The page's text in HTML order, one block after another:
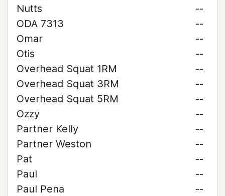
Nutts
--
ODA 7313
--
Omar
--
Otis
--
Overhead Squat 1RM
--
Overhead Squat 3RM
--
Overhead Squat 5RM
--
Ozzy
--
Partner Kelly
--
Partner Weston
--
Pat
--
Paul
--
Paul Pena
--